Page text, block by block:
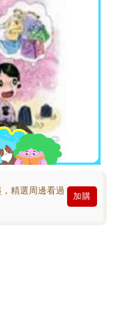
精選周邊看過
加購